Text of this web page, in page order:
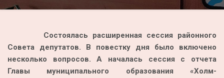
Перепись — 2020
Состоялась расширенная сессия районного
Совета депутатов. В повестку дня было включено
несколько вопросов. А началась сессия с отчета
Главы муниципального образования «Холм-